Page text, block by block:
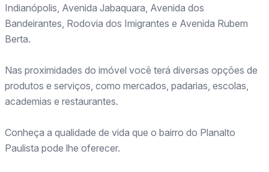
Indianópolis, Avenida Jabaquara, Avenida dos
Bandeirantes, Rodovia dos Imigrantes e Avenida Rubem
Berta.
Nas proximidades do imóvel você terá diversas opções de
produtos e serviços, como mercados, padarias, escolas,
academias e restaurantes.
Conheça a qualidade de vida que o bairro do Planalto
Paulista pode lhe oferecer.